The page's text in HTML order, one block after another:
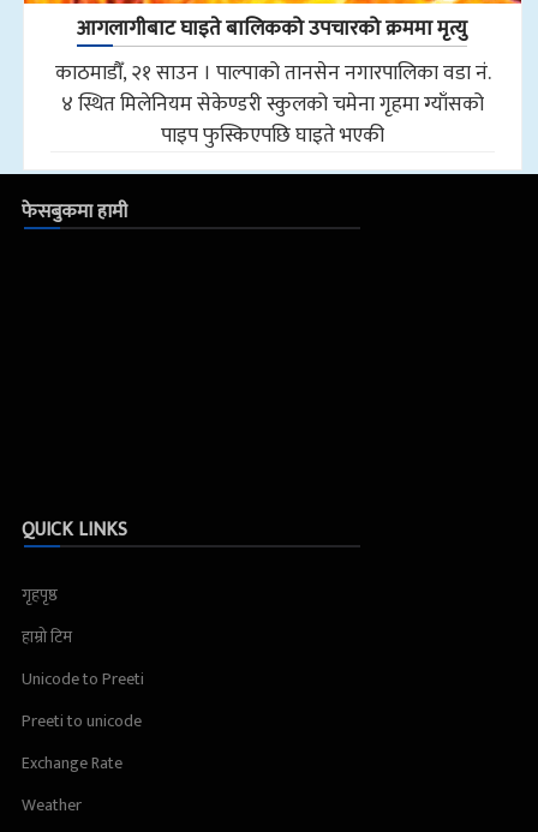
आगलागीबाट घाइते बालिकको उपचारको क्रममा मृत्यु
काठमाडौँ, २१ साउन । पाल्पाको तानसेन नगारपालिका वडा नं.
४ स्थित मिलेनियम सेकेण्डरी स्कुलको चमेना गृहमा ग्याँसको
पाइप फुस्किएपछि घाइते भएकी
फेसबुकमा हामी
QUICK LINKS
गृहपृष्ठ
हाम्रो टिम
Unicode to Preeti
Preeti to unicode
Exchange Rate
Weather